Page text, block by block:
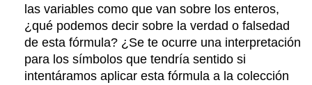
las variables como que van sobre los enteros,
¿qué podemos decir sobre la verdad o falsedad
de esta fórmula? ¿Se te ocurre una interpretación
para los símbolos que tendría sentido si
intentáramos aplicar esta fórmula a la colección